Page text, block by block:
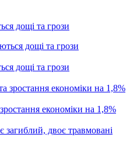
дощі та грози
дощі та грози
економіки на 1,8%